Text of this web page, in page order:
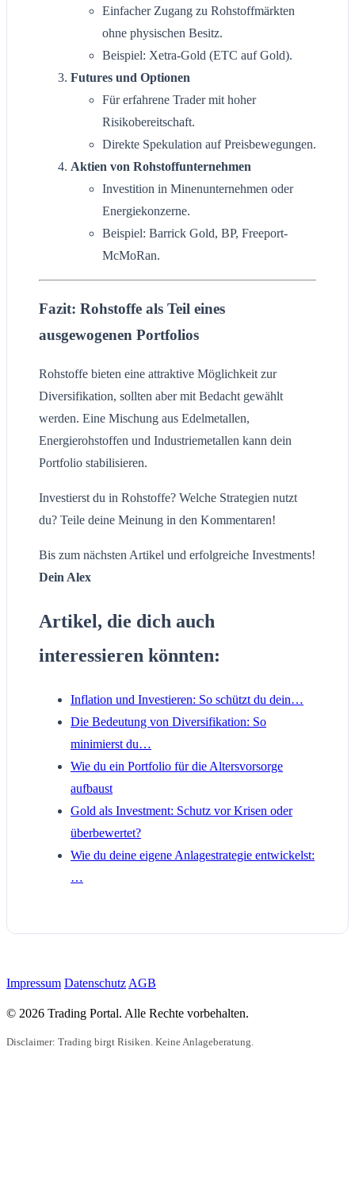
Einfacher Zugang zu Rohstoffmärkten
ohne physischen Besitz.
Beispiel: Xetra-Gold (ETC auf Gold).
Futures und Optionen
Für erfahrene Trader mit hoher
Risikobereitschaft.
Direkte Spekulation auf Preisbewegungen.
Aktien von Rohstoffunternehmen
Investition in Minenunternehmen oder
Energiekonzerne.
Beispiel: Barrick Gold, BP, Freeport-
McMoRan.
Fazit: Rohstoffe als Teil eines
ausgewogenen Portfolios
Rohstoffe bieten eine attraktive Möglichkeit zur
Diversifikation, sollten aber mit Bedacht gewählt
werden. Eine Mischung aus Edelmetallen,
Energierohstoffen und Industriemetallen kann dein
Portfolio stabilisieren.
Investierst du in Rohstoffe? Welche Strategien nutzt
du? Teile deine Meinung in den Kommentaren!
Bis zum nächsten Artikel und erfolgreiche Investments!
Dein Alex
Artikel, die dich auch
interessieren könnten:
Inflation und Investieren: So schützt du dein…
Die Bedeutung von Diversifikation: So
minimierst du…
Wie du ein Portfolio für die Altersvorsorge
aufbaust
Gold als Investment: Schutz vor Krisen oder
überbewertet?
Wie du deine eigene Anlagestrategie entwickelst:
…
Impressum Datenschutz AGB
© 2026 Trading Portal. Alle Rechte vorbehalten.
Disclaimer: Trading birgt Risiken. Keine Anlageberatung.